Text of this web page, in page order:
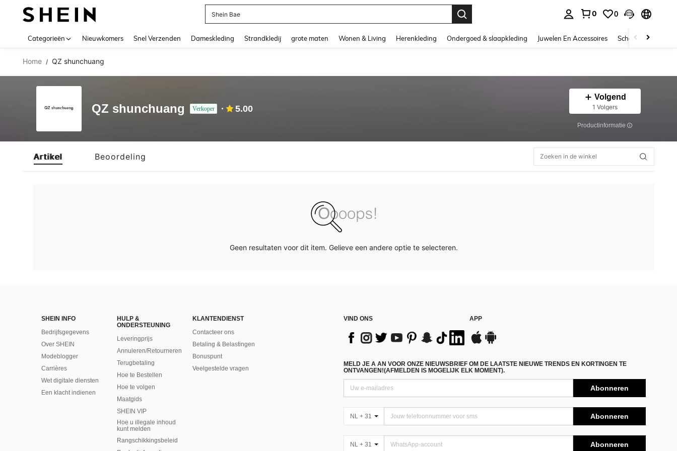
Shein Bae
0 0
Categorieën Nieuwkomers Snel Verzenden Dameskleding Strandkledij grote maten Wonen & Living Herenkleding Ondergoed & slaapkleding Juwelen En Accessoires Schoonheid &
Home / QZ shunchuang
QZ shunchuang Verkoper 5.00
Volgend
1 Volgers
Productinformatie
Artikel Beoordeling
Geen resultaten voor dit item. Gelieve een andere optie te selecteren.
SHEIN INFO
Bedrijfsgegevens
Over SHEIN
Modeblogger
Carrières
Wet digitale diensten
Een klacht indienen
HULP &
ONDERSTEUNING
Leveringprijs
Annuleren/Retourneren
Terugbetaling
Hoe te Bestellen
Hoe te volgen
Maatgids
SHEIN VIP
Hoe u illegale inhoud
kunt melden
Rangschikkingsbeleid
KLANTENDIENST
Contacteer ons
Betaling & Belastingen
Bonuspunt
Veelgestelde vragen
VIND ONS APP
MELD JE A AN VOOR ONZE NIEUWSBRIEF OM DE LAATSTE NIEUWE TRENDS EN KORTINGEN TE
ONTVANGEN!(AFMELDEN IS MOGELIJK ELK MOMENT).
Abonneren
NL + 31 Abonneren
NL + 31 Abonneren